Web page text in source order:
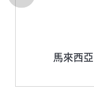
馬來西